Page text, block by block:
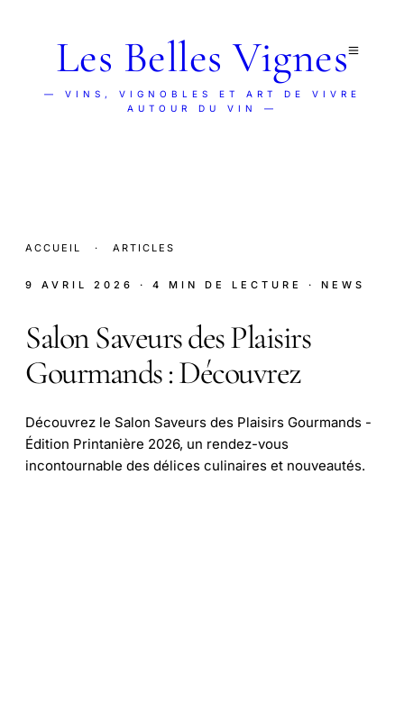
Les Belles Vignes
— VINS, VIGNOBLES ET ART DE VIVRE
AUTOUR DU VIN —
ACCUEIL · ARTICLES
9 AVRIL 2026 · 4 MIN DE LECTURE · NEWS
Salon Saveurs des Plaisirs
Gourmands : Découvrez
Découvrez le Salon Saveurs des Plaisirs Gourmands -
Édition Printanière 2026, un rendez-vous
incontournable des délices culinaires et nouveautés.